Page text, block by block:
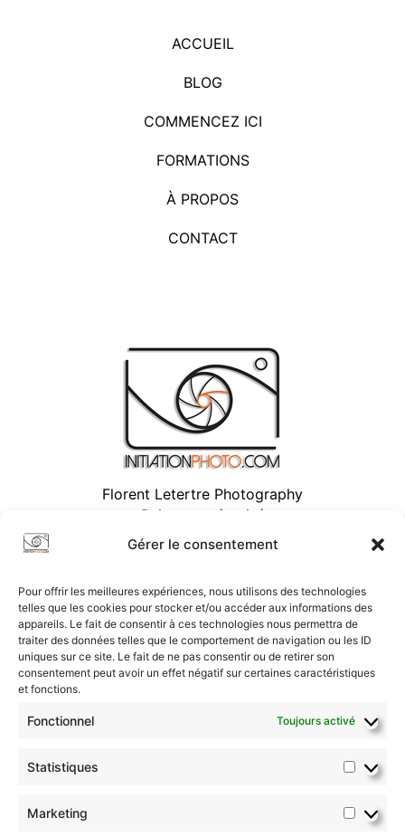
Gérer le consentement
Pour offrir les meilleures expériences, nous utilisons des technologies
telles que les cookies pour stocker et/ou accéder aux informations des
appareils. Le fait de consentir à ces technologies nous permettra de
traiter des données telles que le comportement de navigation ou les ID
uniques sur ce site. Le fait de ne pas consentir ou de retirer son
consentement peut avoir un effet négatif sur certaines caractéristiques
et fonctions.
Fonctionnel Toujours activé
Statistiques
Marketing
ACCUEIL
BLOG
COMMENCEZ ICI
FORMATIONS
À PROPOS
CONTACT
Florent Letertre Photography
Paiement sécurisé